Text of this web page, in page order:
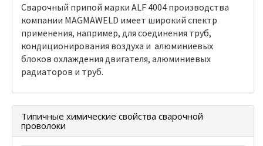
Сварочный припой марки ALF 4004 производства
компании MAGMAWELD имеет широкий спектр
применения, например, для соединения труб,
кондиционирования воздуха и алюминиевых
блоков охлаждения двигателя, алюминиевых
радиаторов и труб.
Типичные химические свойства сварочной
проволоки